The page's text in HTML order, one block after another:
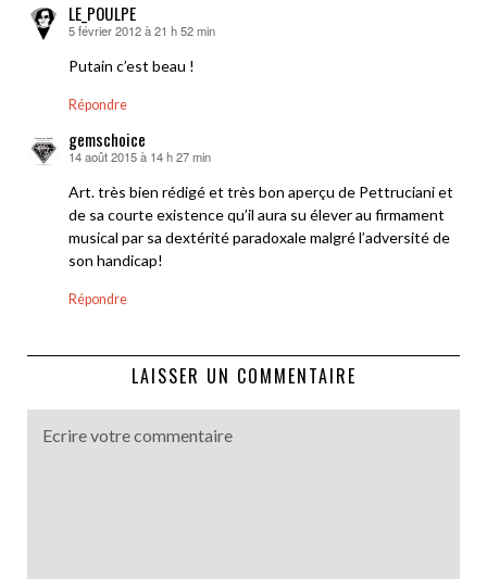
LE_POULPE
dit :
5 février 2012 à 21 h 52 min
Putain c’est beau !
Répondre
gemschoice
dit :
14 août 2015 à 14 h 27 min
Art. très bien rédigé et très bon aperçu de Pettruciani et
de sa courte existence qu’il aura su élever au firmament
musical par sa dextérité paradoxale malgré l’adversité de
son handicap!
Répondre
LAISSER UN COMMENTAIRE